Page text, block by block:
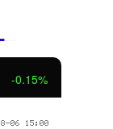
-0.15%